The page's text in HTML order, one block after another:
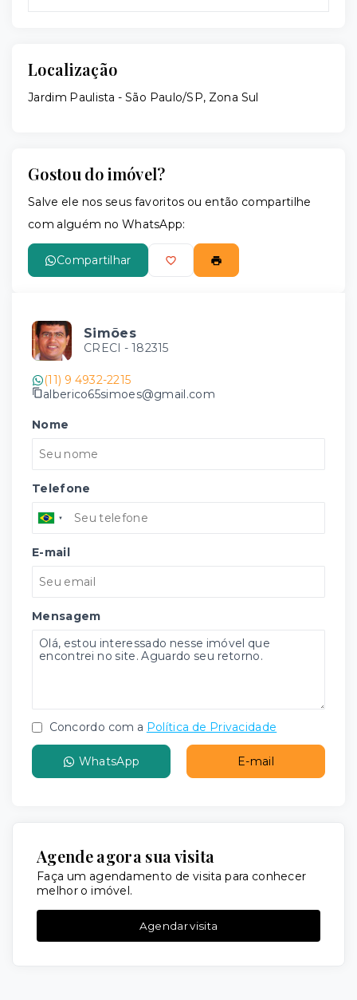
Localização
Jardim Paulista - São Paulo/SP, Zona Sul
Gostou do imóvel?
Salve ele nos seus favoritos ou então compartilhe
com alguém no WhatsApp:
Compartilhar
Simões
CRECI - 182315
(11) 9 4932-2215
alberico65simoes@gmail.com
Nome
Telefone
E-mail
Mensagem
Concordo com a Política de Privacidade
WhatsApp E-mail
Agende agora sua visita
Faça um agendamento de visita para conhecer
melhor o imóvel.
Agendar visita